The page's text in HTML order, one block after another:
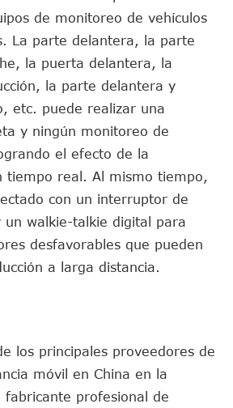
de monitoreo de vehículos
La parte delantera, la parte
la puerta delantera, la
la parte delantera y
etc. puede realizar una
y ningún monitoreo de
el efecto de la
tiempo real. Al mismo tiempo,
con un interruptor de
walkie-talkie digital para
desfavorables que pueden
a larga distancia.
los principales proveedores de
móvil en China en la
fabricante profesional de